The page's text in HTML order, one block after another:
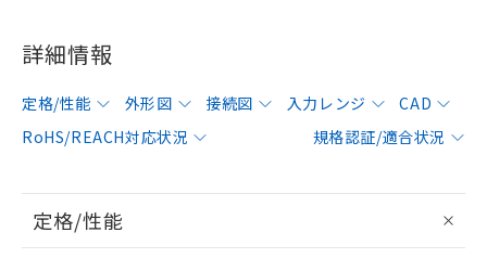
詳細情報
定格/性能 外形図 接続図 入力レンジ
CAD
RoHS/REACH対応状況
規格認証/適合状況
定格/性能